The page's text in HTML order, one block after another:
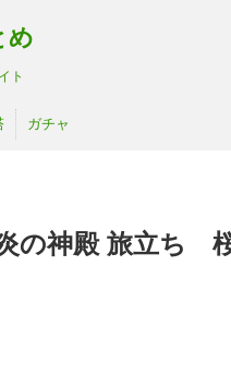
め
ト
ガチャ
炎の神殿 旅立ち